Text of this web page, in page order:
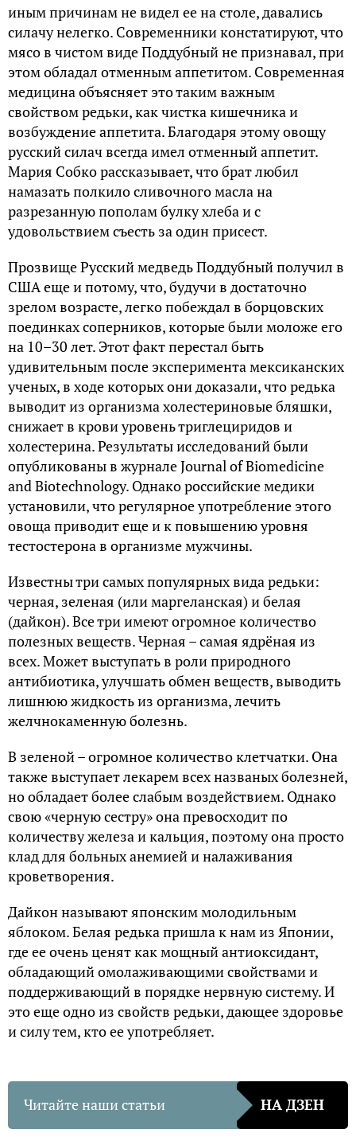
иным причинам не видел ее на столе, давались
силачу нелегко. Современники констатируют, что
мясо в чистом виде Поддубный не признавал, при
этом обладал отменным аппетитом. Современная
медицина объясняет это таким важным
свойством редьки, как чистка кишечника и
возбуждение аппетита. Благодаря этому овощу
русский силач всегда имел отменный аппетит.
Мария Собко рассказывает, что брат любил
намазать полкило сливочного масла на
разрезанную пополам булку хлеба и с
удовольствием съесть за один присест.
Прозвище Русский медведь Поддубный получил в
США еще и потому, что, будучи в достаточно
зрелом возрасте, легко побеждал в борцовских
поединках соперников, которые были моложе его
на 10–30 лет. Этот факт перестал быть
удивительным после эксперимента мексиканских
ученых, в ходе которых они доказали, что редька
выводит из организма холестериновые бляшки,
снижает в крови уровень триглециридов и
холестерина. Результаты исследований были
опубликованы в журнале Journal of Biomedicine
and Biotechnology. Однако российские медики
установили, что регулярное употребление этого
овоща приводит еще и к повышению уровня
тестостерона в организме мужчины.
Известны три самых популярных вида редьки:
черная, зеленая (или маргеланская) и белая
(дайкон). Все три имеют огромное количество
полезных веществ. Черная – самая ядрёная из
всех. Может выступать в роли природного
антибиотика, улучшать обмен веществ, выводить
лишнюю жидкость из организма, лечить
желчнокаменную болезнь.
В зеленой – огромное количество клетчатки. Она
также выступает лекарем всех названых болезней,
но обладает более слабым воздействием. Однако
свою «черную сестру» она превосходит по
количеству железа и кальция, поэтому она просто
клад для больных анемией и налаживания
кроветворения.
Дайкон называют японским молодильным
яблоком. Белая редька пришла к нам из Японии,
где ее очень ценят как мощный антиоксидант,
обладающий омолаживающими свойствами и
поддерживающий в порядке нервную систему. И
это еще одно из свойств редьки, дающее здоровье
и силу тем, кто ее употребляет.
Читайте наши статьи НА ДЗЕН